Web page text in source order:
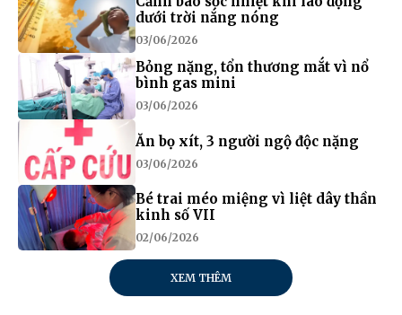
dưới trời nắng nóng
03/06/2026
Bỏng nặng, tổn thương mắt vì nổ
bình gas mini
03/06/2026
Ăn bọ xít, 3 người ngộ độc nặng
03/06/2026
Bé trai méo miệng vì liệt dây thần
kinh số VII
02/06/2026
XEM THÊM